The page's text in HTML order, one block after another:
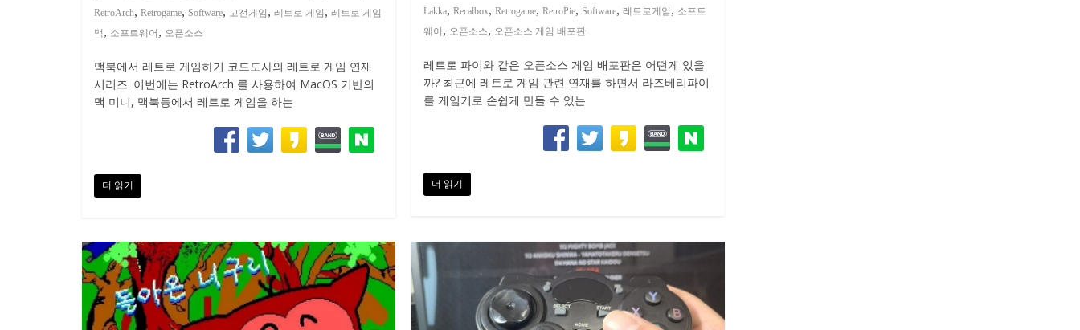
RetroArch, Retrogame, Software, 고전게임 , 레트로 게임 , 레트로 게임
맥 , 소프트웨어 , 오픈소스
맥북에서 레트로 게임하기 코드도사의 레트로 게임 연재
시리즈. 이번에는 RetroArch 를 사용하여 MacOS 기반의
맥 미니, 맥북등에서 레트로 게임을 하는
더 읽기
Lakka,Recalbox,Retrogame,RetroPie, Software,레트로게임 , 소프트
웨어 , 오픈소스, 오픈소스 게임 배포판
레트로 파이와 같은 오픈소스 게임 배포판은 어떤게 있을
까? 최근에 레트로 게임 관련 연재를 하면서 라즈베리파이
를 게임기로 손쉽게 만들 수 있는
더 읽기